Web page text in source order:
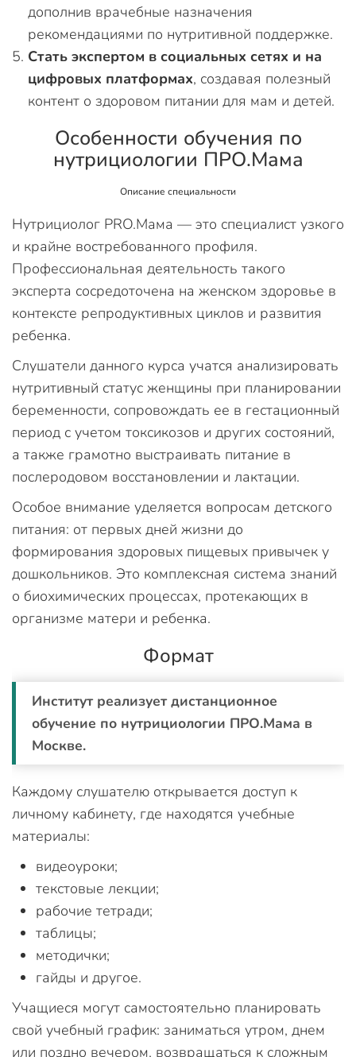
дополнив врачебные назначения
рекомендациями по нутритивной поддержке.
Стать экспертом в социальных сетях и на
цифровых платформах, создавая полезный
контент о здоровом питании для мам и детей.
Особенности обучения по
нутрициологии ПРО.Мама
Описание специальности
Нутрициолог PRO.Мама — это специалист узкого
и крайне востребованного профиля.
Профессиональная деятельность такого
эксперта сосредоточена на женском здоровье в
контексте репродуктивных циклов и развития
ребенка.
Слушатели данного курса учатся анализировать
нутритивный статус женщины при планировании
беременности, сопровождать ее в гестационный
период с учетом токсикозов и других состояний,
а также грамотно выстраивать питание в
послеродовом восстановлении и лактации.
Особое внимание уделяется вопросам детского
питания: от первых дней жизни до
формирования здоровых пищевых привычек у
дошкольников. Это комплексная система знаний
о биохимических процессах, протекающих в
организме матери и ребенка.
Формат
Институт реализует дистанционное
обучение по нутрициологии ПРО.Мама в
Москве.
Каждому слушателю открывается доступ к
личному кабинету, где находятся учебные
материалы:
видеоуроки;
текстовые лекции;
рабочие тетради;
таблицы;
методички;
гайды и другое.
Учащиеся могут самостоятельно планировать
свой учебный график: заниматься утром, днем
или поздно вечером, возвращаться к сложным